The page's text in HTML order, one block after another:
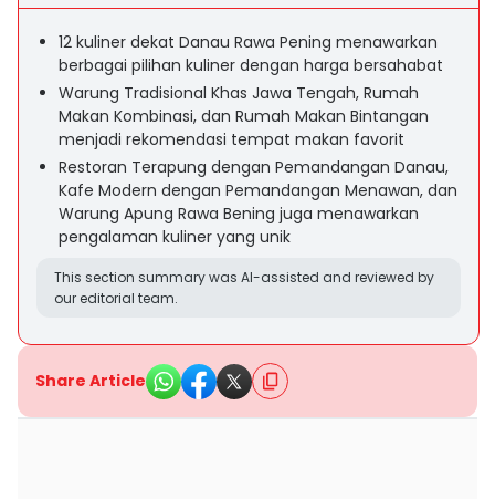
12 kuliner dekat Danau Rawa Pening menawarkan
berbagai pilihan kuliner dengan harga bersahabat
Warung Tradisional Khas Jawa Tengah, Rumah
Makan Kombinasi, dan Rumah Makan Bintangan
menjadi rekomendasi tempat makan favorit
Restoran Terapung dengan Pemandangan Danau,
Kafe Modern dengan Pemandangan Menawan, dan
Warung Apung Rawa Bening juga menawarkan
pengalaman kuliner yang unik
This section summary was AI-assisted and reviewed by
our editorial team.
Share Article